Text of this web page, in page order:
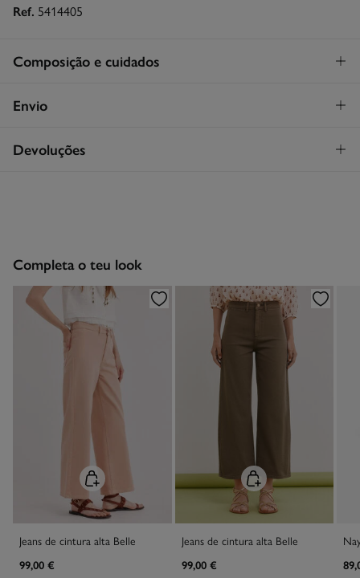
Ref. 5414405
Composição e cuidados
Composição
Cuidados
Engomar a baixa temperatura
Proibido limpeza a seco
Envio
Levantamento na loja em Portugal
Continental
GRATUITO!
Devoluções
Recolha no seu domicílio
Completa o teu look
Jeans de cintura alta Belle
99,00 €
Jeans de cintura alta Belle
99,00 €